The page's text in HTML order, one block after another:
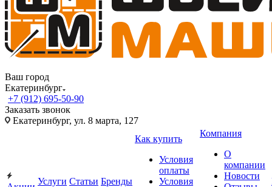
Ваш город
Екатеринбург
+7 (912) 695-50-90
Заказать звонок
Екатеринбург, ул. 8 марта, 127
Услуги Статьи Бренды
Как купить
Условия
оплаты
Условия
Компания
О
компании
Новости